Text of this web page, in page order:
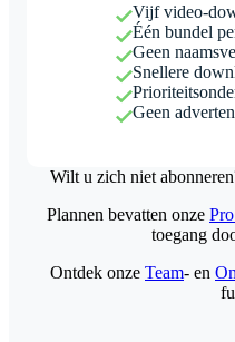
Vijf video-
Één bundel
Geen
Snellere
Geen
Wilt u zich niet
Plannen bevatten onze
toegang
Ontdek onze Team- en